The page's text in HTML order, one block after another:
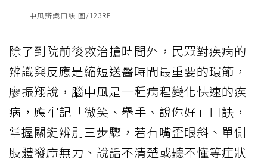
中風辨識口訣 圖/123RF
除了到院前後救治搶時間外，民眾對疾病的
辨識與反應是縮短送醫時間最重要的環節，
廖振翔說，腦中風是一種病程變化快速的疾
病，應牢記「微笑、舉手、說你好」口訣，
掌握關鍵辨別三步驟，若有嘴歪眼斜、單側
肢體發麻無力、說話不清楚或聽不懂等症狀